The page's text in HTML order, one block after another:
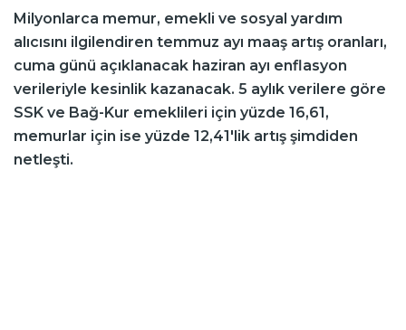
Milyonlarca memur, emekli ve sosyal yardım
alıcısını ilgilendiren temmuz ayı maaş artış oranları,
cuma günü açıklanacak haziran ayı enflasyon
verileriyle kesinlik kazanacak. 5 aylık verilere göre
SSK ve Bağ-Kur emeklileri için yüzde 16,61,
memurlar için ise yüzde 12,41'lik artış şimdiden
netleşti.